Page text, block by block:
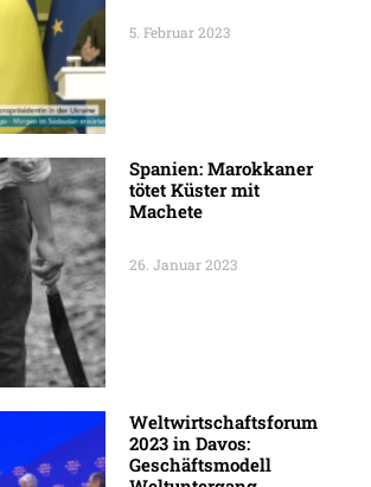
5. Februar 2023
Spanien: Marokkaner
tötet Küster mit
Machete
26. Januar 2023
Weltwirtschaftsforum
2023 in Davos:
Geschäftsmodell